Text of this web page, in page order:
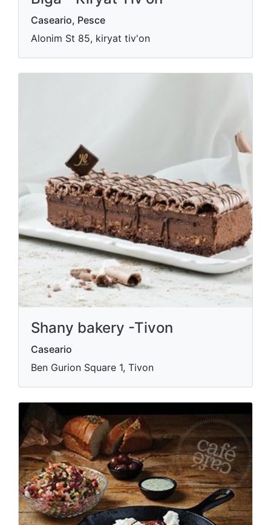
Caseario, Pesce
Alonim St 85, kiryat tiv'on
Shany bakery -Tivon
Caseario
Ben Gurion Square 1, Tivon